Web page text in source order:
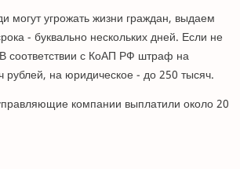
могут угрожать жизни граждан, выдаем
- буквально нескольких дней. Если не
соответствии с КоАП РФ штраф на
рублей, на юридическое - до 250 тысяч.
компании выплатили около 20